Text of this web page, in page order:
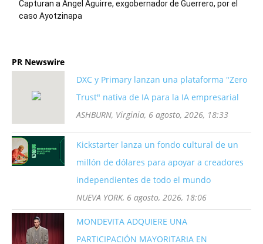
Capturan a Ángel Aguirre, exgobernador de Guerrero, por el
caso Ayotzinapa
PR Newswire
DXC y Primary lanzan una plataforma "Zero
Trust" nativa de IA para la IA empresarial
ASHBURN, Virginia, 6 agosto, 2026, 18:33
Kickstarter lanza un fondo cultural de un
millón de dólares para apoyar a creadores
independientes de todo el mundo
NUEVA YORK, 6 agosto, 2026, 18:06
MONDEVITA ADQUIERE UNA
PARTICIPACIÓN MAYORITARIA EN